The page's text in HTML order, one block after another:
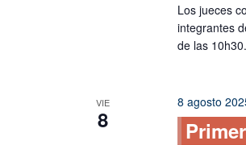
Los jueces
integrantes
de las 10h30.
VIE
8
8 agosto